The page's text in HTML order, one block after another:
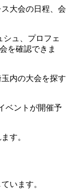
大会の日程、会
シュ、プロフェ
を確認できま
内の大会を探す
ベントが開催予
す。
います。